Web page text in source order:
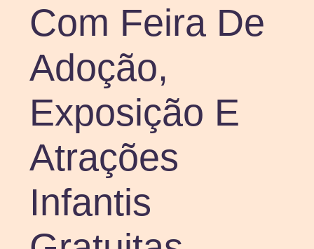
Com Feira De
Adoção,
Exposição E
Atrações
Infantis